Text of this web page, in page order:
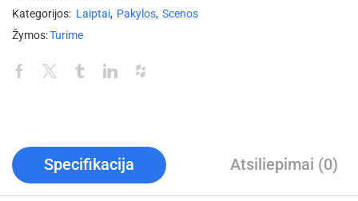
Kategorijos: Laiptai, Pakylos, Scenos
Žymos:Turime
Specifikacija Atsiliepimai (0)